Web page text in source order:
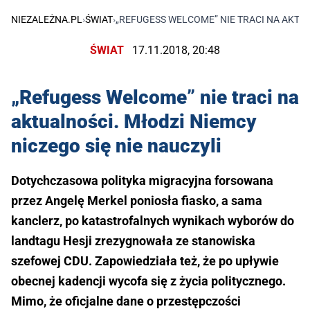
NIEZALEŻNA.PL›ŚWIAT›„REFUGESS WELCOME” NIE TRACI NA
ŚWIAT 17.11.2018, 20:48
„Refugess Welcome” nie traci na
aktualności. Młodzi Niemcy
niczego się nie nauczyli
Dotychczasowa polityka migracyjna forsowana
przez Angelę Merkel poniosła fiasko, a sama
kanclerz, po katastrofalnych wynikach wyborów do
landtagu Hesji zrezygnowała ze stanowiska
szefowej CDU. Zapowiedziała też, że po upływie
obecnej kadencji wycofa się z życia politycznego.
Mimo, że oficjalne dane o przestępczości